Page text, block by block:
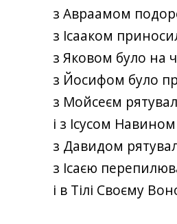
з Авраамом
з Ісааком
з Яковом було на
з Йосифом було
з Мойсеєм
і з Ісусом
з Давидом
з Ісаєю
і в Тілі Своєму